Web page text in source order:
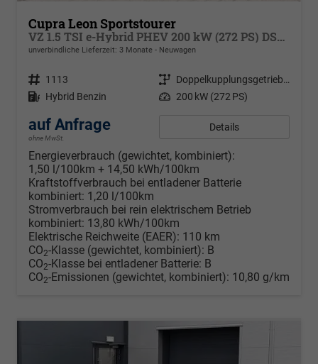
Cupra Leon Sportstourer
VZ 1.5 TSI e-Hybrid PHEV 200 kW (272 PS) DSG 6, ,DCC Fahrwerk,Sportschalensitze beheizbar, elektrisch einstellbar , Dynamik Paket, Sport HML, LED, Klimaautomatik 3 Zonen, Heckklappe elektrish m. Virtual Pedal, PDC,
unverbindliche Lieferzeit: 3 Monate Neuwagen
Fahrzeugnr. 1113 Getriebe
Doppelkupplungsgetriebe (DSG)
Kraftstoff Hybrid Benzin Leistung 200 kW (272 PS)
auf Anfrage
ohne MwSt.
Details
Energieverbrauch (gewichtet, kombiniert):
1,50 l/100km + 14,50 kWh/100km
Kraftstoffverbrauch bei entladener Batterie
kombiniert: 1,20 l/100km
Stromverbrauch bei rein elektrischem Betrieb
kombiniert: 13,80 kWh/100km
Elektrische Reichweite (EAER): 110 km
CO2-Klasse (gewichtet, kombiniert): B
CO2-Klasse bei entladener Batterie: B
CO2-Emissionen (gewichtet, kombiniert): 10,80 g/km